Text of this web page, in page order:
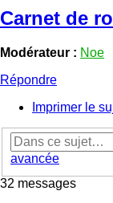
Carnet de
Modérateur : Noe
Répondre
Imprimer le
avancée
32 messages